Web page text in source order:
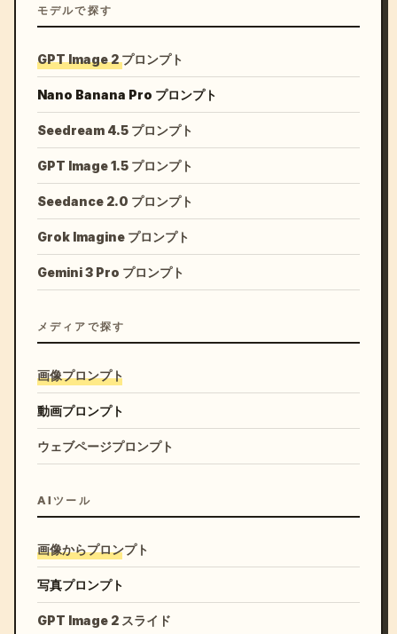
モデルで探す
GPT Image 2 プロンプト
Nano Banana Pro プロンプト
Seedream 4.5 プロンプト
GPT Image 1.5 プロンプト
Seedance 2.0 プロンプト
Grok Imagine プロンプト
Gemini 3 Pro プロンプト
メディアで探す
画像プロンプト
動画プロンプト
ウェブページプロンプト
AIツール
画像からプロンプト
写真プロンプト
GPT Image 2 スライド